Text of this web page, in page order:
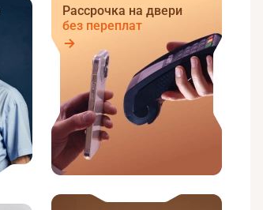
Рассрочка на двери
без переплат